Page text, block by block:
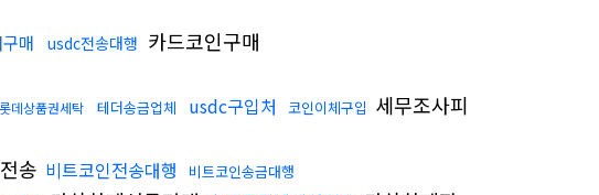
매 usdc전송대행 카드코인구매
롯데상품권세탁 테더송금업체 usdc구입처 코인이체구입 세무조사피
송 비트코인전송대행 비트코인송금대행